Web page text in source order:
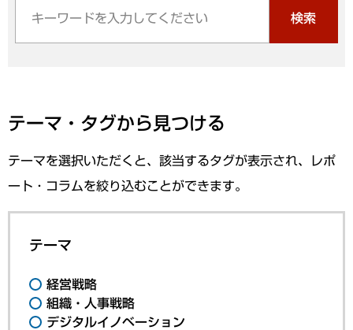
検索
テーマ・タグから見つける
テーマを選択いただくと、該当するタグが表示され、レポ
ート・コラムを絞り込むことができます。
テーマ
経営戦略
組織・人事戦略
デジタルイノベーション